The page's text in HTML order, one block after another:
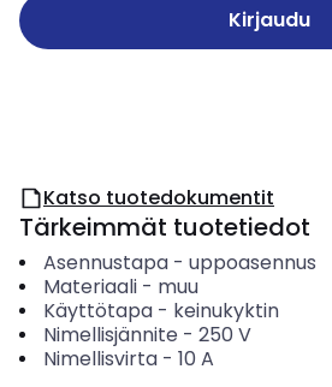
Kirjaudu
Katso tuotedokumentit
Tärkeimmät tuotetiedot
Asennustapa- uppoasennus
Materiaali- muu
Käyttötapa- keinukyktin
Nimellisjännite - 250 V
Nimellisvirta- 10 A